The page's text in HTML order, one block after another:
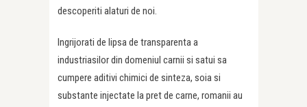
descoperiti alaturi de noi.
Ingrijorati de lipsa de transparenta a
industriasilor din domeniul carnii si satui sa
cumpere aditivi chimici de sinteza, soia si
substante injectate la pret de carne, romanii au